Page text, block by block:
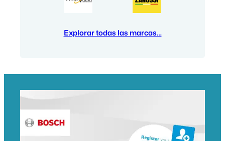
Explorar todas las marcas…